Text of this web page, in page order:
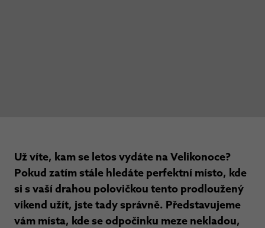
Už víte, kam se letos vydáte na Velikonoce?
Pokud zatím stále hledáte perfektní místo, kde
si s vaší drahou polovičkou tento prodloužený
víkend užít, jste tady správně. Představujeme
vám místa, kde se odpočinku meze nekladou,